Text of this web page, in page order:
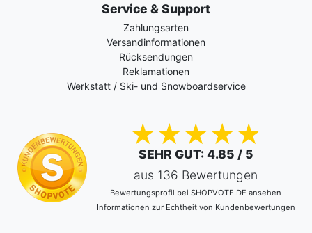
Service & Support
Zahlungsarten
Versandinformationen
Rücksendungen
Reklamationen
Werkstatt / Ski- und Snowboardservice
SEHR GUT: 4.85 / 5
aus 136 Bewertungen
Bewertungsprofil bei SHOPVOTE.DE ansehen
Informationen zur Echtheit von Kundenbewertungen